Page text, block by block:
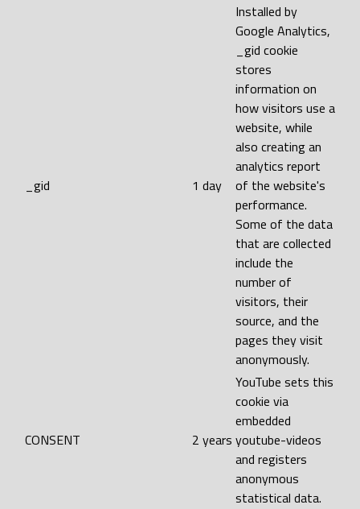
_gid 1 day
Installed by
Google Analytics,
_gid cookie
stores
information on
how visitors use a
website, while
also creating an
analytics report
of the website's
performance.
Some of the data
that are collected
include the
number of
visitors, their
source, and the
pages they visit
anonymously.
CONSENT 2 years
YouTube sets this
cookie via
embedded
youtube-videos
and registers
anonymous
statistical data.